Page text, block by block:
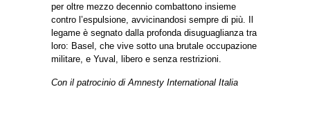
per oltre mezzo decennio combattono insieme
contro l’espulsione, avvicinandosi sempre di più. Il
legame è segnato dalla profonda disuguaglianza tra
loro: Basel, che vive sotto una brutale occupazione
militare, e Yuval, libero e senza restrizioni.
Con il patrocinio di Amnesty International Italia